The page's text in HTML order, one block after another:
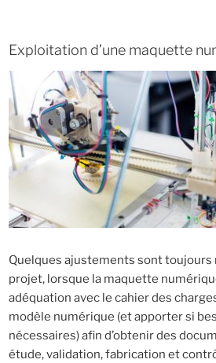
Exploitation d’une maquette
Quelques ajustements sont toujours
projet, lorsque la maquette
adéquation avec le cahier des
modèle numérique (et apporter si
nécessaires) afin d’obtenir des
étude, validation, fabrication et